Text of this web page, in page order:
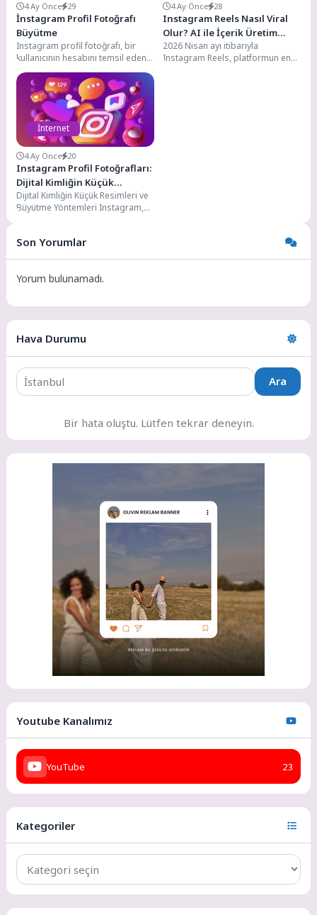
4 Ay Önce 29
İnstagram Profil Fotoğrafı
Büyütme
Instagram profil fotoğrafı, bir
kullanıcının hesabını temsil eden
ve genellikle küçük boyutlarda
görüntülenen bir resimdir....
4 Ay Önce 28
Instagram Reels Nasıl Viral
Olur? AI ile İçerik Üretim
Rehberi
2026 Nisan ayı itibarıyla
Instagram Reels, platformun en
İnternet
4 Ay Önce 20
Instagram Profil Fotoğrafları:
Dijital Kimliğin Küçük
Resimleri ve Büyütme
Yöntemleri
Dijital Kimliğin Küçük Resimleri ve
Büyütme Yöntemleri Instagram,
Son Yorumlar
Yorum bulunamadı.
Hava Durumu
Ara
Bir hata oluştu. Lütfen tekrar deneyin.
Youtube Kanalımız
YouTube 23
Kategoriler